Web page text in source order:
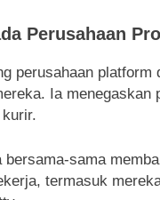
Perusahaan
perusahaan
Ia
bersama-sama
termasuk